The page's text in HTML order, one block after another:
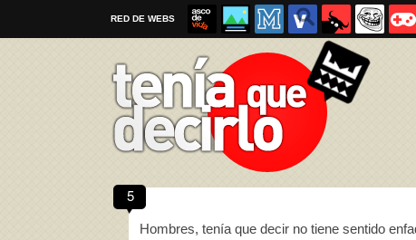
RED DE WEBS
5
Hombres, tenía que decir no tiene sentido